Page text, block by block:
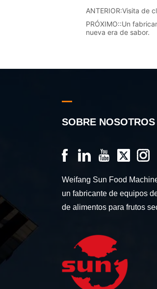
ANTERIOR:Visita de
PRÓXIMO::Un
nueva era de sabor.
SOBRE NOSOTROS
Weifang Sun Food
un fabricante de equipos
de alimentos para frutos